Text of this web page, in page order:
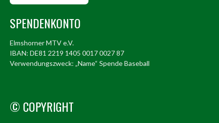
SPENDENKONTO
Elmshorner MTV e.V.
IBAN: DE81 2219 1405 0017 0027 87
Verwendungszweck: „Name“ Spende Baseball
© COPYRIGHT